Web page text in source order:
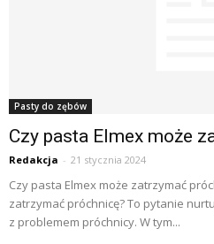
Pasty do zębów
Czy pasta Elmex może
Redakcja - 21 stycznia 2024
Czy pasta Elmex może zatrzymać
zatrzymać próchnicę? To pytanie
z problemem próchnicy. W tym...